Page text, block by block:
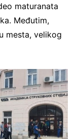
maturanata
Međutim,
mesta, velikog